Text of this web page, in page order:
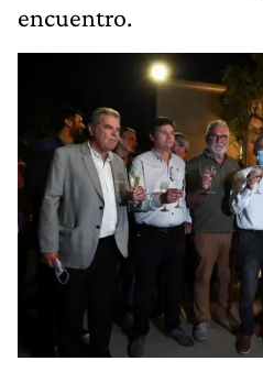
encuentro.